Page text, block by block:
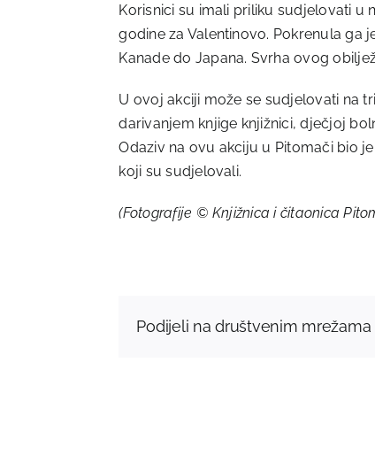
Korisnici su imali priliku sudjelovati u
godine za Valentinovo. Pokrenula ga
Kanade do Japana. Svrha ovog
U ovoj akciji može se sudjelovati na
darivanjem knjige knjižnici, dječjoj
Odaziv na ovu akciju u Pitomači bio
koji su sudjelovali.
(Fotografije © Knjižnica i čitaonica
Podijeli na društvenim mrežama